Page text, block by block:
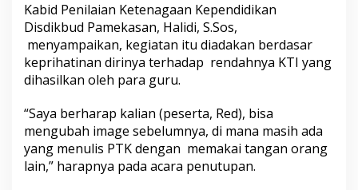
Kabid Penilaian Ketenagaan Kependidikan
Disdikbud Pamekasan, Halidi, S.Sos,
menyampaikan, kegiatan itu diadakan berdasar
keprihatinan dirinya terhadap rendahnya KTI yang
dihasilkan oleh para guru.
“Saya berharap kalian (peserta, Red), bisa
mengubah image sebelumnya, di mana masih ada
yang menulis PTK dengan memakai tangan orang
lain,” harapnya pada acara penutupan.